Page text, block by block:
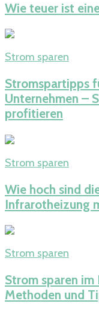
Wie teuer ist
Strom sparen
Stromspartipps
Unternehmen –
profitieren
Strom sparen
Wie hoch sind
Infrarotheizung
Strom sparen
Strom sparen
Methoden und